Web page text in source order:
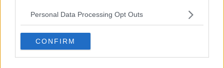
Personal Data Processing Opt Outs
CONFIRM
Ti potrebbe interessare anche:
​Che “Odissea sia”